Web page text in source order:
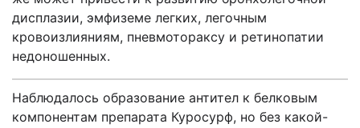
дисплазии, эмфиземе легких, легочным
кровоизлияниям, пневмотораксу и ретинопатии
недоношенных.
Наблюдалось образование антител к белковым
компонентам препарата Куросурф, но без какой-